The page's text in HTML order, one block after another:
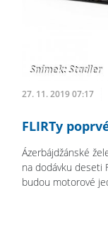
27. 11. 2019 07:17
FLIRTy
Ázerbájdžánské
na dodávku deseti
budou motorové